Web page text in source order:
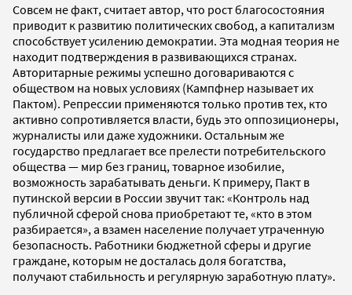
Совсем не факт, считает автор, что рост благосостояния
приводит к развитию политических свобод, а капитализм
способствует усилению демократии. Эта модная теория не
находит подтверждения в развивающихся странах.
Авторитарные режимы успешно договариваются с
обществом на новых условиях (Кампфнер называет их
Пактом). Репрессии применяются только против тех, кто
активно сопротивляется власти, будь это оппозиционеры,
журналисты или даже художники. Остальным же
государство предлагает все прелести потребительского
общества — мир без границ, товарное изобилие,
возможность зарабатывать деньги. К примеру, Пакт в
путинской версии в России звучит так: «Контроль над
публичной сферой снова приобретают те, «кто в этом
разбирается», а взамен население получает утраченную
безопасность. Работники бюджетной сферы и другие
граждане, которым не досталась доля богатства,
получают стабильность и регулярную заработную плату».